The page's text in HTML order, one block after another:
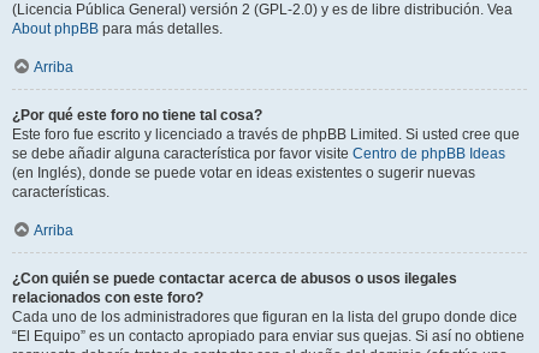
(Licencia Pública General) versión 2 (GPL-2.0) y es de libre distribución. Vea
About phpBB para más detalles.
Arriba
¿Por qué este foro no tiene tal cosa?
Este foro fue escrito y licenciado a través de phpBB Limited. Si usted cree que
se debe añadir alguna característica por favor visite Centro de phpBB Ideas
(en Inglés), donde se puede votar en ideas existentes o sugerir nuevas
características.
Arriba
¿Con quién se puede contactar acerca de abusos o usos ilegales
relacionados con este foro?
Cada uno de los administradores que figuran en la lista del grupo donde dice
“El Equipo” es un contacto apropiado para enviar sus quejas. Si así no obtiene